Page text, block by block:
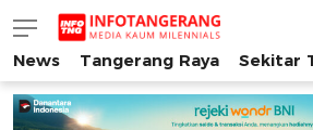
INFO TANGERANG
Media Kaum Millenials
News Tangerang Raya Sekitar